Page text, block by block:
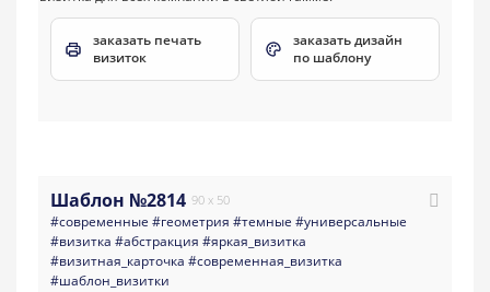
заказать печать
визиток
заказать дизайн
по шаблону
Шаблон №2814 90 x 50
#современные #геометрия #темные #универсальные
#визитка #абстракция #яркая_визитка
#визитная_карточка #современная_визитка
#шаблон_визитки